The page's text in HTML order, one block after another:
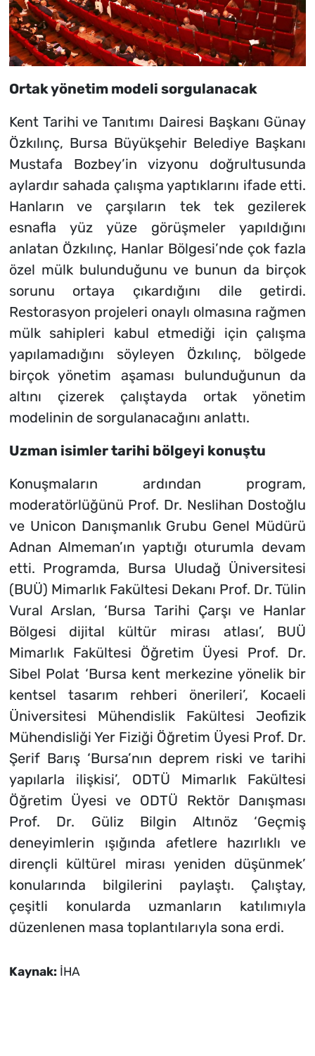
Ortak yönetim modeli sorgulanacak
Kent Tarihi ve Tanıtımı Dairesi Başkanı Günay
Özkılınç, Bursa Büyükşehir Belediye Başkanı
Mustafa Bozbey’in vizyonu doğrultusunda
aylardır sahada çalışma yaptıklarını ifade etti.
Hanların ve çarşıların tek tek gezilerek
esnafla yüz yüze görüşmeler yapıldığını
anlatan Özkılınç, Hanlar Bölgesi’nde çok fazla
özel mülk bulunduğunu ve bunun da birçok
sorunu ortaya çıkardığını dile getirdi.
Restorasyon projeleri onaylı olmasına rağmen
mülk sahipleri kabul etmediği için çalışma
yapılamadığını söyleyen Özkılınç, bölgede
birçok yönetim aşaması bulunduğunun da
altını çizerek çalıştayda ortak yönetim
modelinin de sorgulanacağını anlattı.
Uzman isimler tarihi bölgeyi konuştu
Konuşmaların ardından program,
moderatörlüğünü Prof. Dr. Neslihan Dostoğlu
ve Unicon Danışmanlık Grubu Genel Müdürü
Adnan Almeman’ın yaptığı oturumla devam
etti. Programda, Bursa Uludağ Üniversitesi
(BUÜ) Mimarlık Fakültesi Dekanı Prof. Dr. Tülin
Vural Arslan, ‘Bursa Tarihi Çarşı ve Hanlar
Bölgesi dijital kültür mirası atlası’, BUÜ
Mimarlık Fakültesi Öğretim Üyesi Prof. Dr.
Sibel Polat ‘Bursa kent merkezine yönelik bir
kentsel tasarım rehberi önerileri’, Kocaeli
Üniversitesi Mühendislik Fakültesi Jeofizik
Mühendisliği Yer Fiziği Öğretim Üyesi Prof. Dr.
Şerif Barış ‘Bursa’nın deprem riski ve tarihi
yapılarla ilişkisi’, ODTÜ Mimarlık Fakültesi
Öğretim Üyesi ve ODTÜ Rektör Danışması
Prof. Dr. Güliz Bilgin Altınöz ‘Geçmiş
deneyimlerin ışığında afetlere hazırlıklı ve
dirençli kültürel mirası yeniden düşünmek’
konularında bilgilerini paylaştı. Çalıştay,
çeşitli konularda uzmanların katılımıyla
düzenlenen masa toplantılarıyla sona erdi.
Kaynak: İHA